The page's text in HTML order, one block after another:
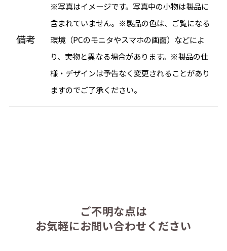
備考
※写真はイメージです。写真中の小物は製品に
含まれていません。※製品の色は、ご覧になる
環境（PCのモニタやスマホの画面）などによ
り、実物と異なる場合があります。※製品の仕
様・デザインは予告なく変更されることがあり
ますのでご了承ください。
ご不明な点は
お気軽にお問い合わせください